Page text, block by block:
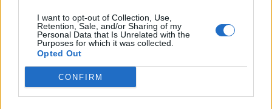
I want to opt-out of Collection, Use,
Retention, Sale, and/or Sharing of my
Personal Data that Is Unrelated with the
Purposes for which it was collected.
Opted Out
CONFIRM